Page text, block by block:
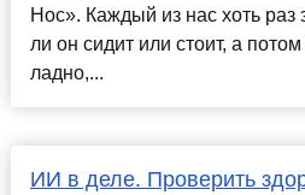
Нос». Каждый из нас хоть
ли он сидит или стоит, а
ладно,...
ИИ в деле. Проверить